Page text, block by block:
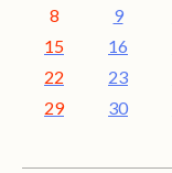
8
9
15
16
22
23
29
30